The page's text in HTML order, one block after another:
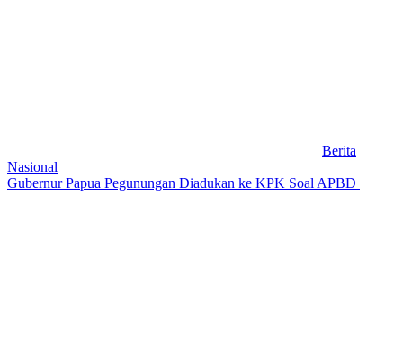
Berita
Nasional
Gubernur Papua Pegunungan Diadukan ke KPK Soal APBD